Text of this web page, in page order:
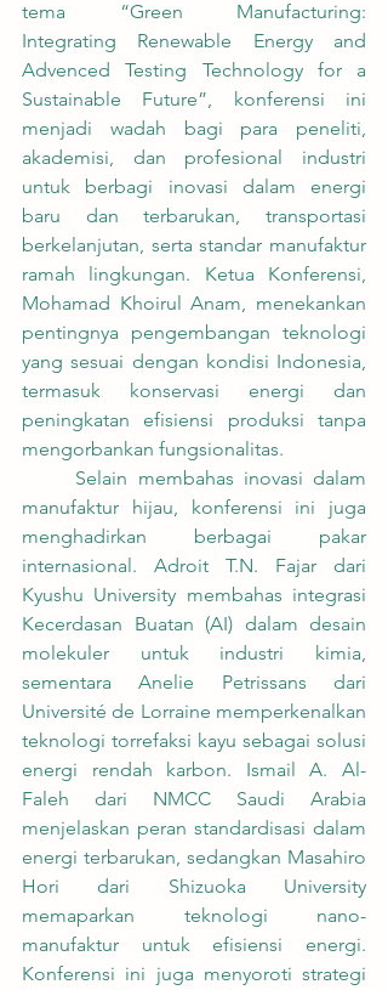
tema “Green Manufacturing:
Integrating Renewable Energy and
Advenced Testing Technology for a
Sustainable Future”, konferensi ini
menjadi wadah bagi para peneliti,
akademisi, dan profesional industri
untuk berbagi inovasi dalam energi
baru dan terbarukan, transportasi
berkelanjutan, serta standar manufaktur
ramah lingkungan. Ketua Konferensi,
Mohamad Khoirul Anam, menekankan
pentingnya pengembangan teknologi
yang sesuai dengan kondisi Indonesia,
termasuk konservasi energi dan
peningkatan efisiensi produksi tanpa
mengorbankan fungsionalitas.
manufaktur hijau, konferensi ini juga
menghadirkan berbagai pakar
internasional. Adroit T.N. Fajar dari
Kyushu University membahas integrasi
Kecerdasan Buatan (AI) dalam desain
molekuler untuk industri kimia,
sementara Anelie Petrissans dari
Université de Lorraine memperkenalkan
teknologi torrefaksi kayu sebagai solusi
energi rendah karbon. Ismail A. Al-
Faleh dari NMCC Saudi Arabia
menjelaskan peran standardisasi dalam
energi terbarukan, sedangkan Masahiro
Hori dari Shizuoka University
memaparkan teknologi nano-
manufaktur untuk efisiensi energi.
Konferensi ini juga menyoroti strategi